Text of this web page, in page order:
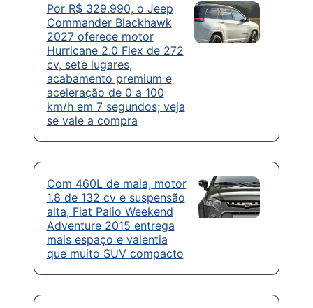
Por R$ 329.990, o Jeep
Commander Blackhawk
2027 oferece motor
Hurricane 2.0 Flex de 272
cv, sete lugares,
acabamento premium e
aceleração de 0 a 100
km/h em 7 segundos; veja
se vale a compra
Com 460L de mala, motor
1.8 de 132 cv e suspensão
alta, Fiat Palio Weekend
Adventure 2015 entrega
mais espaço e valentia
que muito SUV compacto